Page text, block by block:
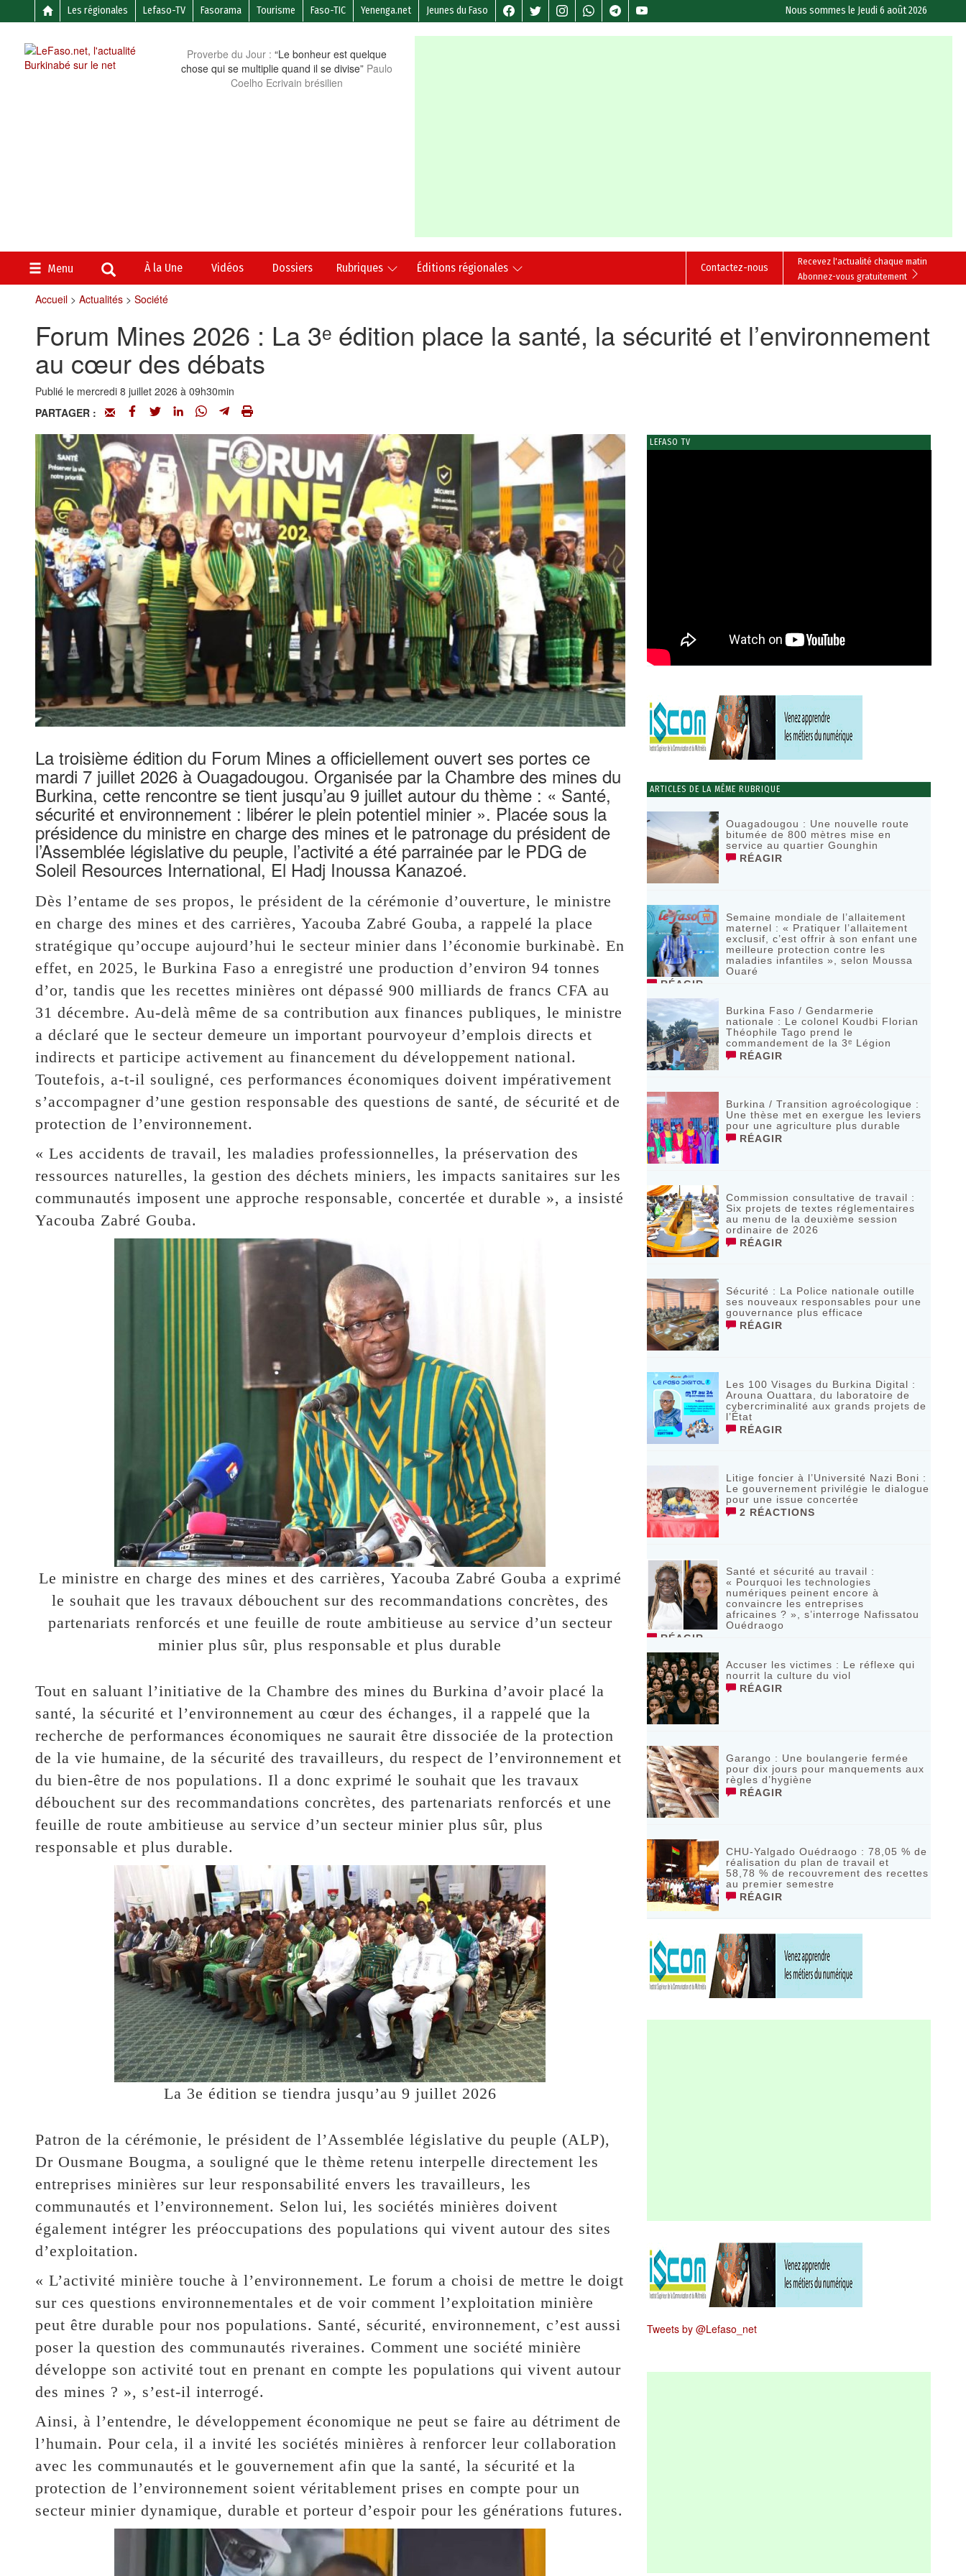
Les régionales Lefaso-TV Fasorama Tourisme Faso-TIC Yenenga.net Jeunes du Faso Nous sommes le Jeudi 6 août 2026
Proverbe du Jour : “Le bonheur est quelque
chose qui se multiplie quand il se divise” Paulo
Coelho Ecrivain brésilien
Menu À la Une Vidéos Dossiers Rubriques Éditions régionales
Recevez l'actualité chaque matin
Abonnez-vous gratuitement
Contactez-nous
Accueil> Actualités> Société
Forum Mines 2026 : La 3ᵉ édition place la santé, la sécurité et l’environnement
au cœur des débats
Publié le mercredi 8 juillet 2026 à 09h30min
PARTAGER :
La troisième édition du Forum Mines a officiellement ouvert ses portes ce
mardi 7 juillet 2026 à Ouagadougou. Organisée par la Chambre des mines du
Burkina, cette rencontre se tient jusqu’au 9 juillet autour du thème : « Santé,
sécurité et environnement : libérer le plein potentiel minier ». Placée sous la
présidence du ministre en charge des mines et le patronage du président de
l’Assemblée législative du peuple, l’activité a été parrainée par le PDG de
Soleil Resources International, El Hadj Inoussa Kanazoé.
Dès l’entame de ses propos, le président de la cérémonie d’ouverture, le ministre
en charge des mines et des carrières, Yacouba Zabré Gouba, a rappelé la place
stratégique qu’occupe aujourd’hui le secteur minier dans l’économie burkinabè. En
effet, en 2025, le Burkina Faso a enregistré une production d’environ 94 tonnes
d’or, tandis que les recettes minières ont dépassé 900 milliards de francs CFA au
31 décembre. Au-delà même de sa contribution aux finances publiques, le ministre
a déclaré que le secteur demeure un important pourvoyeur d’emplois directs et
indirects et participe activement au financement du développement national.
Toutefois, a-t-il souligné, ces performances économiques doivent impérativement
s’accompagner d’une gestion responsable des questions de santé, de sécurité et de
protection de l’environnement.
« Les accidents de travail, les maladies professionnelles, la préservation des
ressources naturelles, la gestion des déchets miniers, les impacts sanitaires sur les
communautés imposent une approche responsable, concertée et durable », a insisté
Yacouba Zabré Gouba.
Le ministre en charge des mines et des carrières, Yacouba Zabré Gouba a exprimé
le souhait que les travaux débouchent sur des recommandations concrètes, des
partenariats renforcés et une feuille de route ambitieuse au service d’un secteur
minier plus sûr, plus responsable et plus durable
Tout en saluant l’initiative de la Chambre des mines du Burkina d’avoir placé la
santé, la sécurité et l’environnement au cœur des échanges, il a rappelé que la
recherche de performances économiques ne saurait être dissociée de la protection
de la vie humaine, de la sécurité des travailleurs, du respect de l’environnement et
du bien-être de nos populations. Il a donc exprimé le souhait que les travaux
débouchent sur des recommandations concrètes, des partenariats renforcés et une
feuille de route ambitieuse au service d’un secteur minier plus sûr, plus
responsable et plus durable.
La 3e édition se tiendra jusqu’au 9 juillet 2026
Patron de la cérémonie, le président de l’Assemblée législative du peuple (ALP),
Dr Ousmane Bougma, a souligné que le thème retenu interpelle directement les
entreprises minières sur leur responsabilité envers les travailleurs, les
communautés et l’environnement. Selon lui, les sociétés minières doivent
également intégrer les préoccupations des populations qui vivent autour des sites
d’exploitation.
« L’activité minière touche à l’environnement. Le forum a choisi de mettre le doigt
sur ces questions environnementales et de voir comment l’exploitation minière
peut être durable pour nos populations. Santé, sécurité, environnement, c’est aussi
poser la question des communautés riveraines. Comment une société minière
développe son activité tout en prenant en compte les populations qui vivent autour
des mines ? », s’est-il interrogé.
Ainsi, à l’entendre, le développement économique ne peut se faire au détriment de
l’humain. Pour cela, il a invité les sociétés minières à renforcer leur collaboration
avec les communautés et le gouvernement afin que la santé, la sécurité et la
protection de l’environnement soient véritablement prises en compte pour un
secteur minier dynamique, durable et porteur d’espoir pour les générations futures.
LEFASO TV
ARTICLES DE LA MÊME RUBRIQUE
Ouagadougou : Une nouvelle route
bitumée de 800 mètres mise en
service au quartier Gounghin
RÉAGIR
Semaine mondiale de l’allaitement
maternel : « Pratiquer l’allaitement
exclusif, c’est offrir à son enfant une
meilleure protection contre les
maladies infantiles », selon Moussa
Ouaré
RÉAGIR
Burkina Faso / Gendarmerie
nationale : Le colonel Koudbi Florian
Théophile Tago prend le
commandement de la 3ᵉ Légion
RÉAGIR
Burkina / Transition agroécologique :
Une thèse met en exergue les leviers
pour une agriculture plus durable
RÉAGIR
Commission consultative de travail :
Six projets de textes réglementaires
au menu de la deuxième session
ordinaire de 2026
RÉAGIR
Sécurité : La Police nationale outille
ses nouveaux responsables pour une
gouvernance plus efficace
RÉAGIR
Les 100 Visages du Burkina Digital :
Arouna Ouattara, du laboratoire de
cybercriminalité aux grands projets de
l’État
RÉAGIR
Litige foncier à l’Université Nazi Boni :
Le gouvernement privilégie le dialogue
pour une issue concertée
2 RÉACTIONS
Santé et sécurité au travail :
« Pourquoi les technologies
numériques peinent encore à
convaincre les entreprises
africaines ? », s’interroge Nafissatou
Ouédraogo
RÉAGIR
Accuser les victimes : Le réflexe qui
nourrit la culture du viol
RÉAGIR
Garango : Une boulangerie fermée
pour dix jours pour manquements aux
règles d’hygiène
RÉAGIR
CHU-Yalgado Ouédraogo : 78,05 % de
réalisation du plan de travail et
58,78 % de recouvrement des recettes
au premier semestre
RÉAGIR
Tweets by @Lefaso_net